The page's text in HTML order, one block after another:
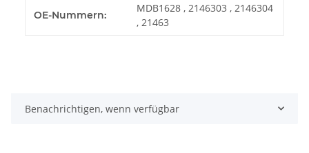
OE-Nummern:
MDB1628 , 2146303 , 2146304
, 21463
Benachrichtigen, wenn verfügbar